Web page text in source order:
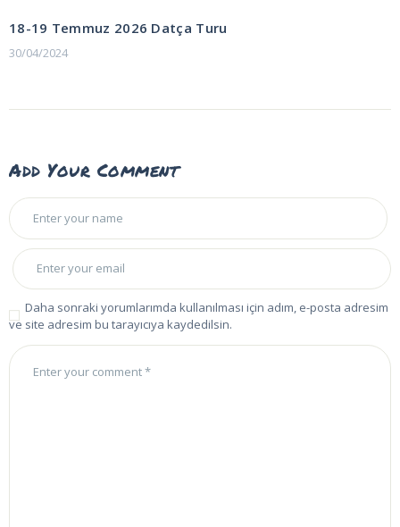
gezinmesi
18-19 Temmuz 2026 Datça Turu
30/04/2024
Add Your Comment
Daha sonraki yorumlarımda kullanılması için adım, e-posta adresim
ve site adresim bu tarayıcıya kaydedilsin.